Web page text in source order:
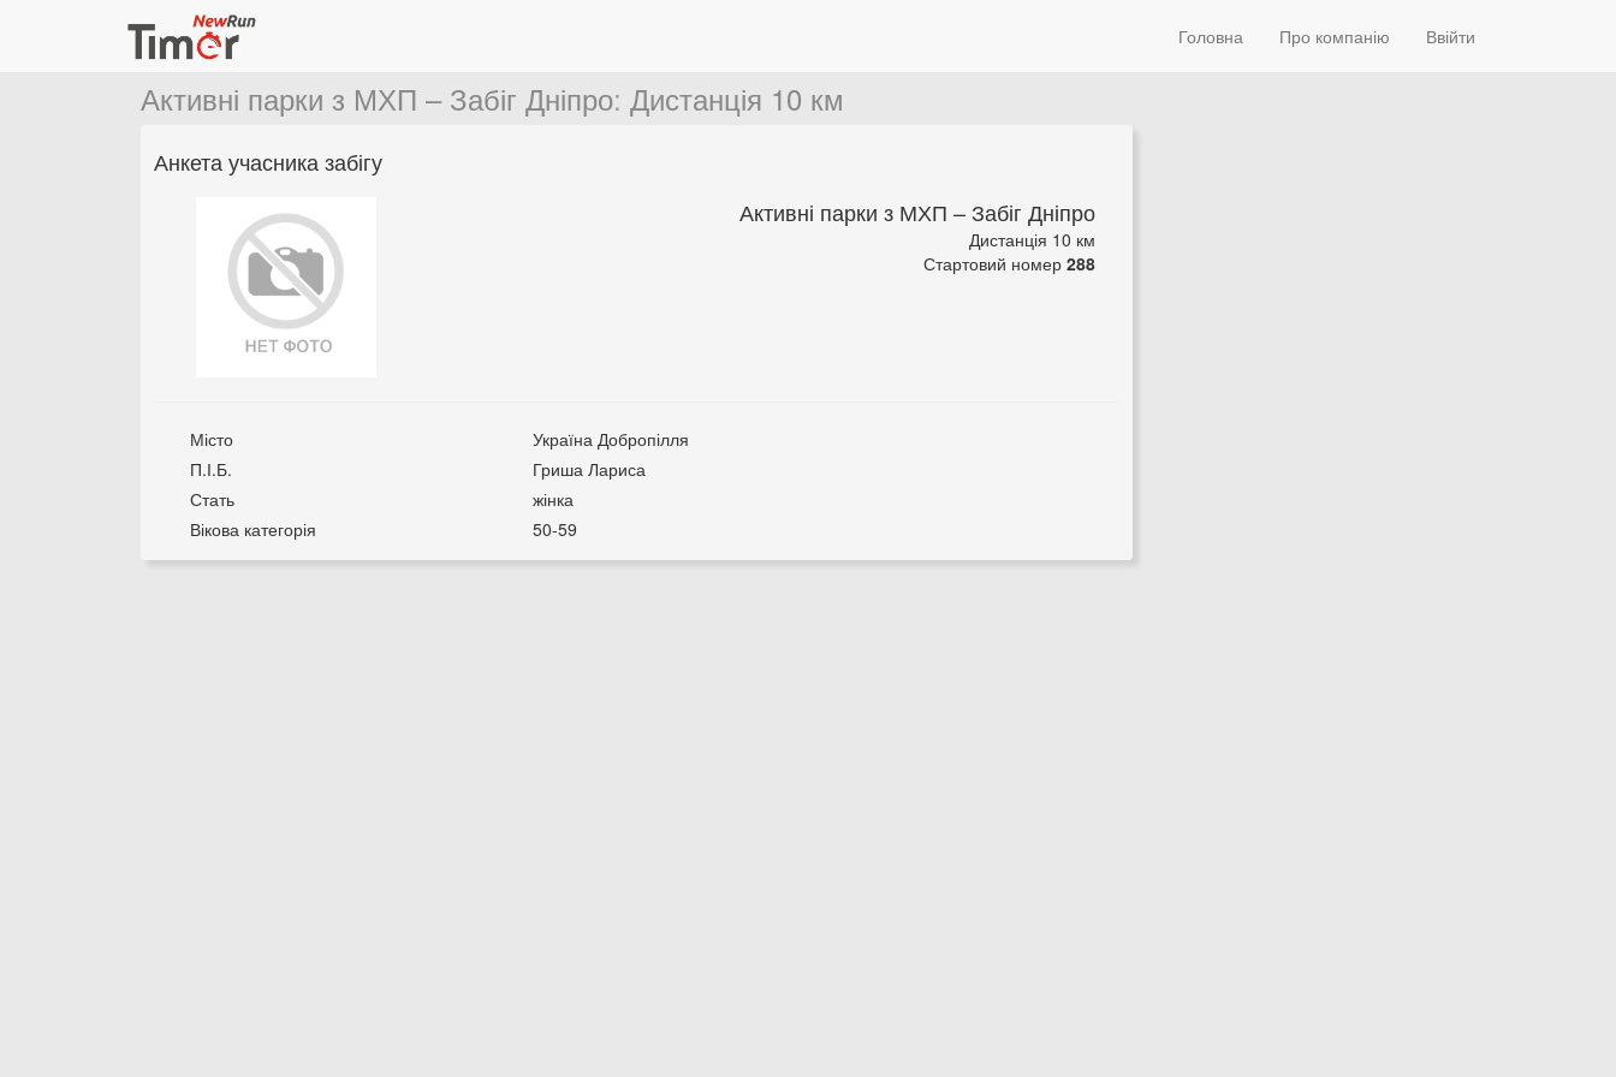
Головна Про компанію Ввійти
Активні парки з МХП – Забіг Дніпро: Дистанція 10 км
Анкета учасника забігу
Активні парки з МХП – Забіг Дніпро
Дистанція 10 км
Стартовий номер 288
Місто
Україна Добропілля
П.І.Б.
Гриша Лариса
Стать
жінка
Вікова категорія
50-59